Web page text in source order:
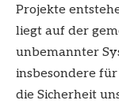
Projekte
liegt auf der
unbemannter
insbesondere
die Sicherheit